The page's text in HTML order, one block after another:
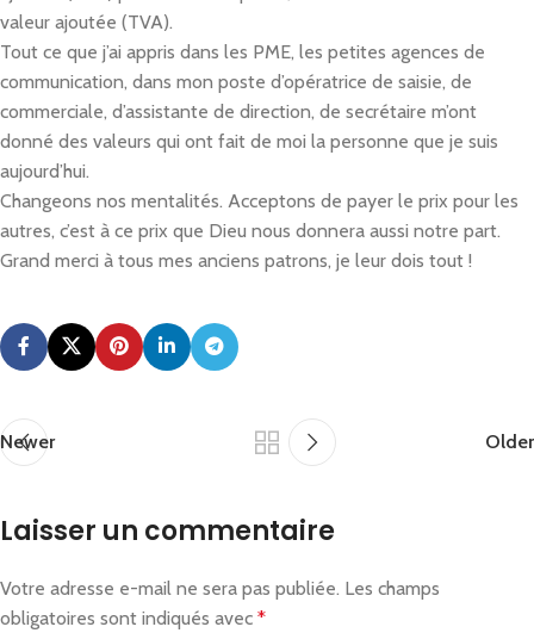
valeur ajoutée (TVA).
Tout ce que j’ai appris dans les PME, les petites agences de
communication, dans mon poste d’opératrice de saisie, de
commerciale, d’assistante de direction, de secrétaire m’ont
donné des valeurs qui ont fait de moi la personne que je suis
aujourd’hui.
Changeons nos mentalités. Acceptons de payer le prix pour les
autres, c’est à ce prix que Dieu nous donnera aussi notre part.
Grand merci à tous mes anciens patrons, je leur dois tout !
Newer Older
Laisser un commentaire
Votre adresse e-mail ne sera pas publiée. Les champs
obligatoires sont indiqués avec *